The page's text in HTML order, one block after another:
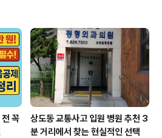
이라는 이름에서 알
함께 나누기 좋은 디저
는 이유는 확실하답니
위에 레몬 제스트와 레
한 레몬 아이싱을 듬뿍
꼭
상도동 교통사고 입원 병원 추천 3
분 거리에서 찾는 현실적인 선택